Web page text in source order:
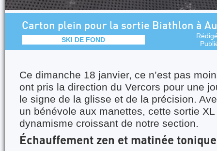
Carton plein pour la sortie Biathlon à
SKI DE FOND
Ce dimanche 18 janvier, ce n’est pas
ont pris la direction du Vercors pour une
le signe de la glisse et de la précision.
un bénévole aux manettes, cette sortie
dynamisme croissant de notre section.
Échauffement zen et matinée tonique